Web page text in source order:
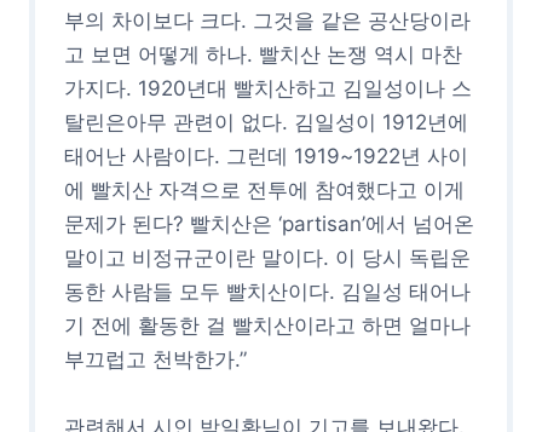
부의 차이보다 크다. 그것을 같은 공산당이라
고 보면 어떻게 하나. 빨치산 논쟁 역시 마찬
가지다. 1920년대 빨치산하고 김일성이나 스
탈린은아무 관련이 없다. 김일성이 1912년에
태어난 사람이다. 그런데 1919~1922년 사이
에 빨치산 자격으로 전투에 참여했다고 이게
문제가 된다? 빨치산은 ‘partisan’에서 넘어온
말이고 비정규군이란 말이다. 이 당시 독립운
동한 사람들 모두 빨치산이다. 김일성 태어나
기 전에 활동한 걸 빨치산이라고 하면 얼마나
부끄럽고 천박한가.”
관련해서 시인 박일환님이 기고를 보내왔다.